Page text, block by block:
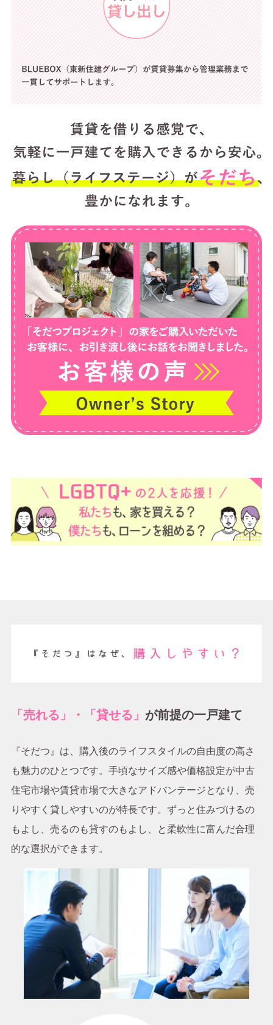
「売れる」・「貸せる」 が前提の一戸建て
『そだつ』は、購入後のライフスタイルの自由度の高さ
も魅力のひとつです。手頃なサイズ感や価格設定が中古
住宅市場や賃貸市場で大きなアドバンテージとなり、売
りやすく貸しやすいのが特長です。ずっと住みづけるの
もよし、売るのも貸すのもよし、と柔軟性に富んだ合理
的な選択ができます。